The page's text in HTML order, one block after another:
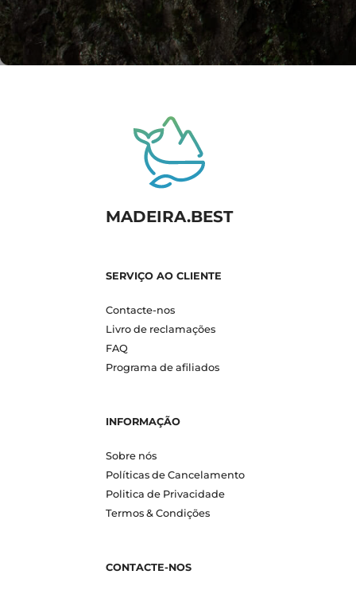
MADEIRA.BEST
SERVIÇO AO CLIENTE
Contacte-nos
Livro de reclamações
FAQ
Programa de afiliados
INFORMAÇÃO
Sobre nós
Políticas de Cancelamento
Politica de Privacidade
Termos & Condições
CONTACTE-NOS